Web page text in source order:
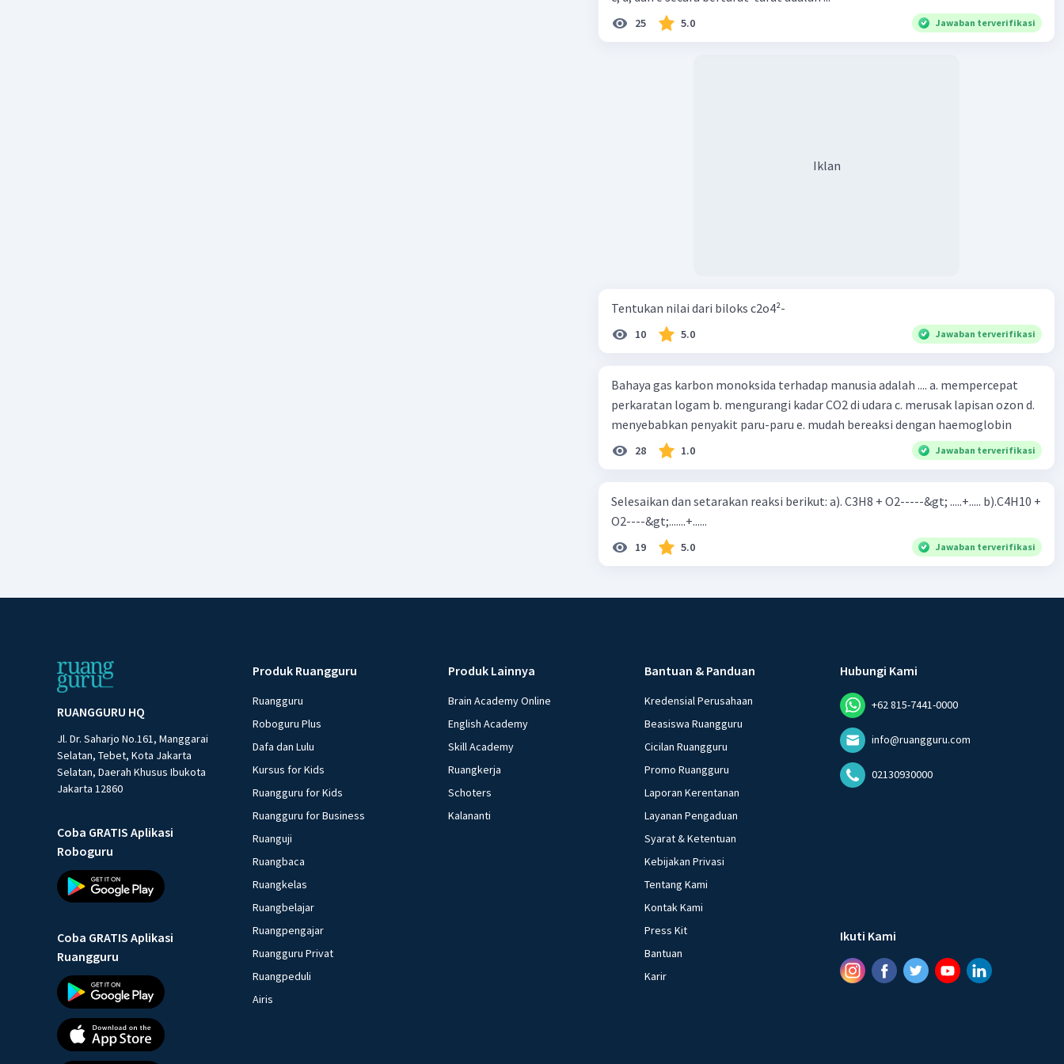
25 5.0 Jawaban terverifikasi
Iklan
Tentukan nilai dari biloks c2o4²-
10 5.0 Jawaban terverifikasi
Bahaya gas karbon monoksida terhadap manusia adalah .... a. mempercepat
perkaratan logam b. mengurangi kadar CO2 di udara c. merusak lapisan ozon d.
menyebabkan penyakit paru-paru e. mudah bereaksi dengan haemoglobin
28 1.0 Jawaban terverifikasi
Selesaikan dan setarakan reaksi berikut: a). C3H8 + O2-----&gt; .....+..... b).C4H10 +
O2----&gt;.......+......
19 5.0 Jawaban terverifikasi
RUANGGURU HQ
Jl. Dr. Saharjo No.161, Manggarai
Selatan, Tebet, Kota Jakarta
Selatan, Daerah Khusus Ibukota
Jakarta 12860
Coba GRATIS Aplikasi
Roboguru
Coba GRATIS Aplikasi
Ruangguru
Produk Ruangguru
Ruangguru
Roboguru Plus
Dafa dan Lulu
Kursus for Kids
Ruangguru for Kids
Ruangguru for Business
Ruanguji
Ruangbaca
Ruangkelas
Ruangbelajar
Ruangpengajar
Ruangguru Privat
Ruangpeduli
Airis
Produk Lainnya
Brain Academy Online
English Academy
Skill Academy
Ruangkerja
Schoters
Kalananti
Bantuan & Panduan
Kredensial Perusahaan
Beasiswa Ruangguru
Cicilan Ruangguru
Promo Ruangguru
Laporan Kerentanan
Layanan Pengaduan
Syarat & Ketentuan
Kebijakan Privasi
Tentang Kami
Kontak Kami
Press Kit
Bantuan
Karir
Hubungi Kami
+62 815-7441-0000
info@ruangguru.com
02130930000
Ikuti Kami